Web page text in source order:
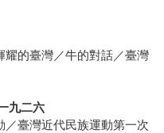
耀的臺灣／牛的對話／臺灣
九二六
臺灣近代民族運動第一次